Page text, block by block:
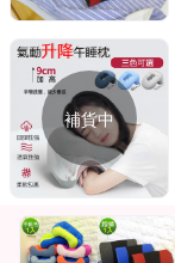
補貨中